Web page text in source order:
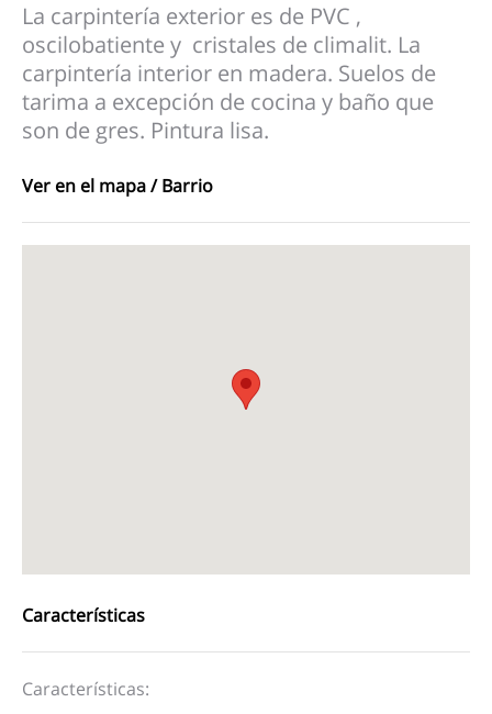
La carpintería exterior es de PVC ,
oscilobatiente y cristales de climalit. La
carpintería interior en madera. Suelos de
tarima a excepción de cocina y baño que
son de gres. Pintura lisa.
Ver en el mapa / Barrio
Características
Características: